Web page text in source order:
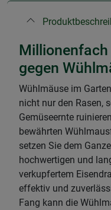
gegen
Wühlmäuse im
nicht nur den Rasen,
Gemüseernte
bewährten
setzen Sie dem
hochwertigen und
verkupfertem
effektiv und
Fang kann die